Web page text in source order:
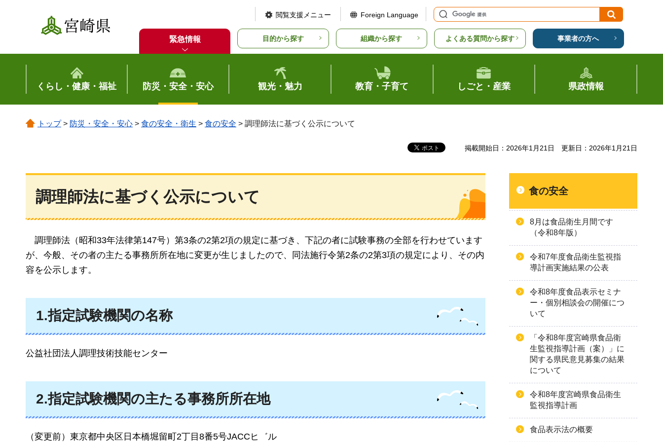
宮崎県
閲覧支援メニュー Foreign Language
緊急情報 目的から探す 組織から探す よくある質問から探す 事業者の方へ
くらし・健康・福祉 防災・安全・安心 観光・魅力 教育・子育て しごと・産業 県政情報
トップ> 防災・安全・安心 > 食の安全・衛生 > 食の安全 > 調理師法に基づく公示について
掲載開始日：2026年1月21日 更新日：2026年1月21日
調理師法に基づく公示について
調理師法（昭和33年法律第147号）第3条の2第2項の規定に基づき、下記の者に試験事務の全部を行わせています
が、今般、その者の主たる事務所所在地に変更が生じましたので、同法施行令第2条の2第3項の規定により、その内
容を公示します。
1.指定試験機関の名称
公益社団法人調理技術技能センター
2.指定試験機関の主たる事務所所在地
（変更前）東京都中央区日本橋堀留町2丁目8番5号JACCヒ゛ル
食の安全
8月は食品衛生月間です
（令和8年版）
令和7年度食品衛生監視指
導計画実施結果の公表
令和8年度食品表示セミナ
ー・個別相談会の開催につ
いて
「令和8年度宮崎県食品衛
生監視指導計画（案）」に
関する県民意見募集の結果
について
令和8年度宮崎県食品衛生
監視指導計画
食品表示法の概要